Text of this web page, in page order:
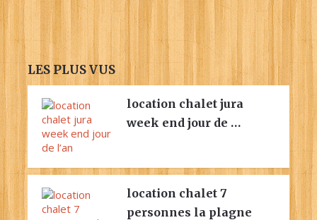
LES PLUS VUS
location chalet jura
week end jour de …
location chalet 7
personnes la plagne